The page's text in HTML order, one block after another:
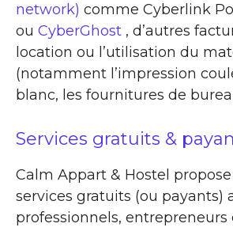
network) comme Cyberlink
ou CyberGhost , d’autres
location ou l’utilisation du
(notamment l’impression
blanc, les fournitures de
Services gratuits &
Calm Appart & Hostel
services gratuits (ou payants)
professionnels, entrepreneurs